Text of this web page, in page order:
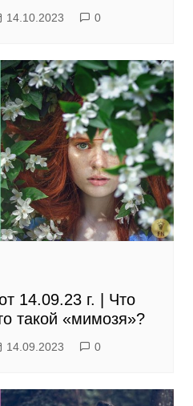
14.10.2023 0
14.09.23 г. | Что
такой «мимозя»?
14.09.2023 0